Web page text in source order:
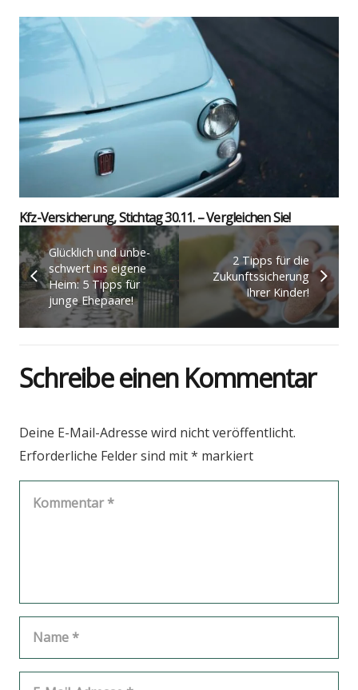
Kfz-Ver­si­che­rung, Stich­tag 30.11. – Ver­glei­chen Sie!
Glück­lich und unbe­
schwert ins eige­ne
Heim: 5 Tipps für
jun­ge Ehe­paa­re!
2 Tipps für die
Zukunfts­si­che­rung
Ihrer Kin­der!
Schreibe einen Kommentar
Deine E-Mail-Adresse wird nicht veröffentlicht.
Erforderliche Felder sind mit* markiert